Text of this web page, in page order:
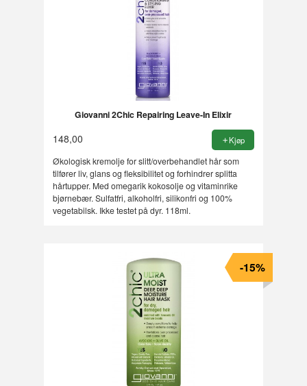
Giovanni 2Chic Repairing Leave-In Elixir
148,00 Kjøp
Økologisk kremolje for slitt/overbehandlet hår som
tilfører liv, glans og fleksibilitet og forhindrer splitta
hårtupper. Med omegarik kokosolje og vitaminrike
bjørnebær. Sulfatfri, alkoholfri, silikonfri og 100%
vegetabilsk. Ikke testet på dyr. 118ml.
-15%